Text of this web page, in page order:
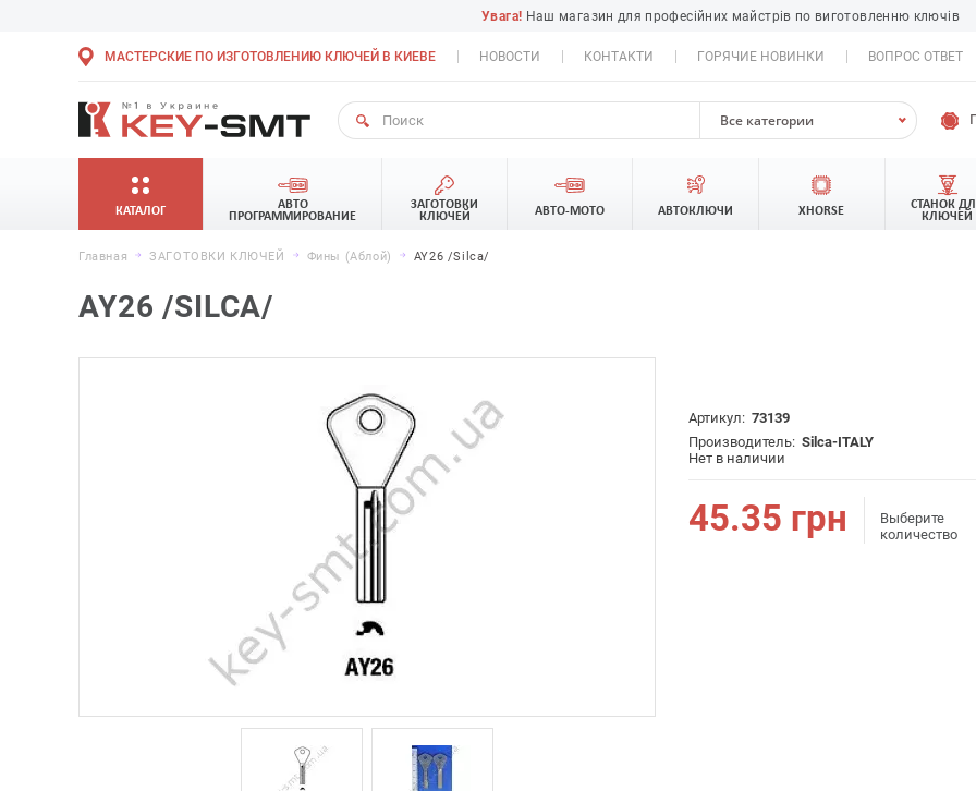
Увага! Наш магазин для професійних майстрів по виготовленню ключів
МАСТЕРСКИЕ ПО ИЗГОТОВЛЕНИЮ КЛЮЧЕЙ В КИЕВЕ НОВОСТИ КОНТАКТИ ГОРЯЧИЕ НОВИНКИ ВОПРОС ОТВЕТ
Все категории
КАТАЛОГ
АВТО
ПРОГРАММИРОВАНИЕ
ЗАГОТОВКИ
КЛЮЧЕЙ
АВТО-МОТО АВТОКЛЮЧИ XHORSE
СТАНОК
КЛЮЧЕЙ
Главная ЗАГОТОВКИ КЛЮЧЕЙ Фины (Аблой) AY26 /Silca/
AY26 /SILCA/
Артикул: 73139
Производитель: Silca-ITALY
Нет в наличии
45.35 грн
Выберите
количество